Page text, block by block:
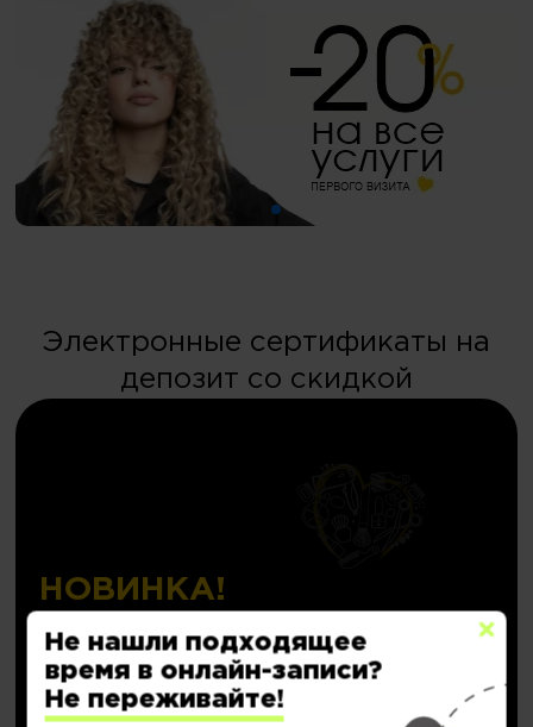
Электронные сертификаты на
депозит со скидкой
НОВИНКА!
Персональный депозит
с кешбэком до20.000₽
Не нашли подходящее
время в онлайн-записи?
Не переживайте!